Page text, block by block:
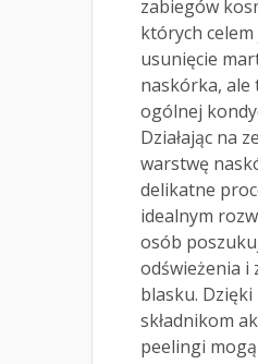
zabiegów
których
usunięcie
naskórka, ale
ogólnej
Działając na
warstwę
delikatne
idealnym
osób
odświeżenia i
blasku.
składnikom
peelingi